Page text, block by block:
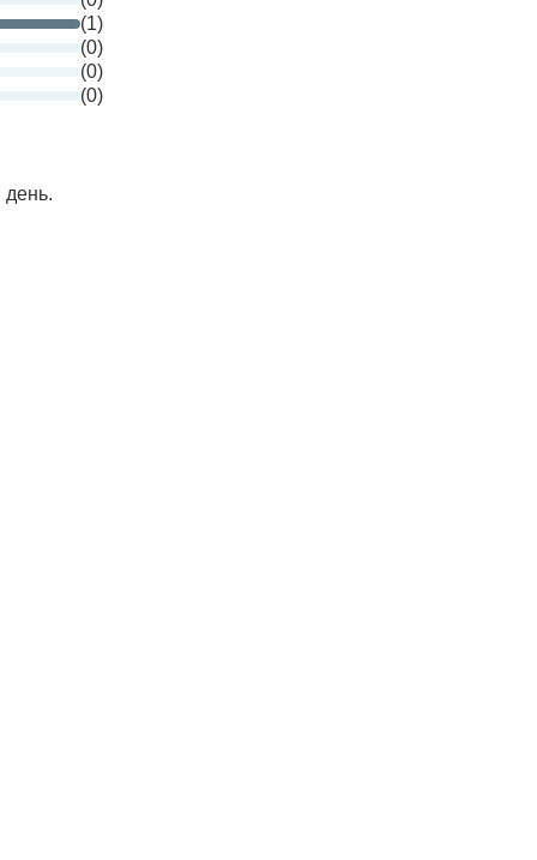
(1)
(0)
(0)
(0)
день.